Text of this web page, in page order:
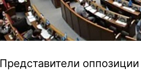
Представители